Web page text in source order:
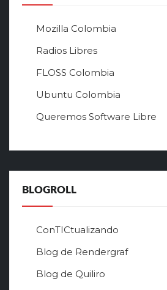
й
а
т
л
ч
о
в
о
л
й
Mozilla Colombia
Radios Libres
FLOSS Colombia
Ubuntu Colombia
Queremos Software Libre
BLOGROLL
ConTICtualizando
Blog de Rendergraf
Blog de Quiliro